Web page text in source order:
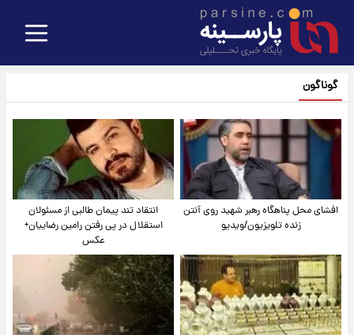
گوناگون
افشای محل پناهگاه‌ رهبر شهید روی آنتن
زنده تلویزیون/ویدیو
انتقاد تند پیمان طالبی از مسئولان
استقلال در پی رفتن رامین رضاییان+
عکس